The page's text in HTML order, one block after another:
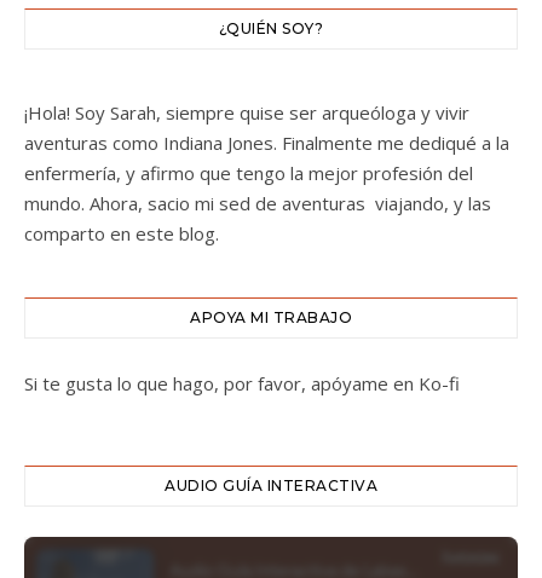
¿QUIÉN SOY?
¡Hola! Soy Sarah, siempre quise ser arqueóloga y vivir
aventuras como Indiana Jones. Finalmente me dediqué a la
enfermería, y afirmo que tengo la mejor profesión del
mundo. Ahora, sacio mi sed de aventuras viajando, y las
comparto en este blog.
APOYA MI TRABAJO
Si te gusta lo que hago, por favor, apóyame en Ko-fi
AUDIO GUÍA INTERACTIVA